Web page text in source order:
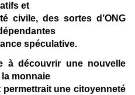
et
civile, des sortes d’ONG
spéculative.
à découvrir une nouvelle
monnaie
permettrait une citoyenneté